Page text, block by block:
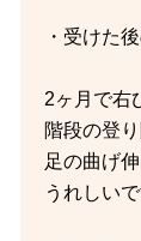
・受けた
2ヶ月で右
階段の登
足の曲げ
うれしいで